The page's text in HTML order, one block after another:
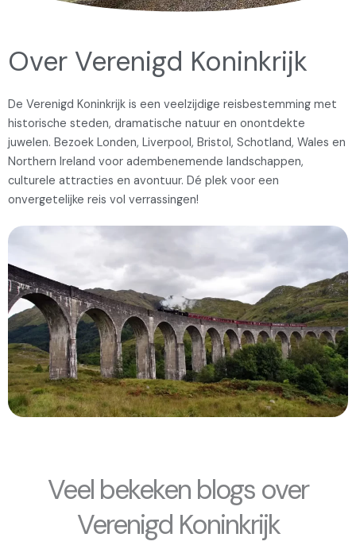
Over Verenigd Koninkrijk
De Verenigd Koninkrijk is een veelzijdige reisbestemming met
historische steden, dramatische natuur en onontdekte
juwelen. Bezoek Londen, Liverpool, Bristol, Schotland, Wales en
Northern Ireland voor adembenemende landschappen,
culturele attracties en avontuur. Dé plek voor een
onvergetelijke reis vol verrassingen!
Veel bekeken blogs over
Verenigd Koninkrijk